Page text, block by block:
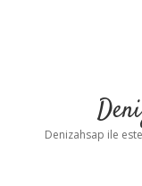
Denizahsap ile